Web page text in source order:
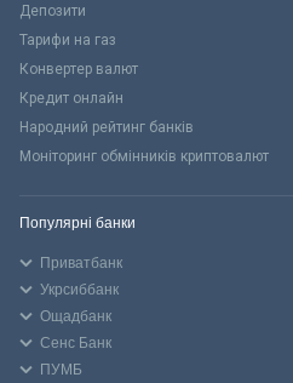
Депозити
Тарифи на газ
Конвертер валют
Кредит онлайн
Народний рейтинг банків
Моніторинг обмінників криптовалют
Популярні банки
Приватбанк
Укрсиббанк
Ощадбанк
Сенс Банк
ПУМБ